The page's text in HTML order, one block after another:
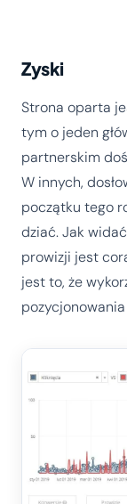
Zyski
Strona oparta
tym o jeden
partnerskim
W innych,
początku tego
dziać. Jak
prowizji jest
jest to, że